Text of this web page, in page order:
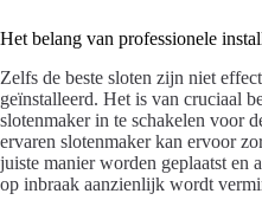
Het belang van professionele
Zelfs de beste sloten zijn niet
geïnstalleerd. Het is van cruciaal
slotenmaker in te schakelen voor
ervaren slotenmaker kan ervoor
juiste manier worden geplaatst en
op inbraak aanzienlijk wordt